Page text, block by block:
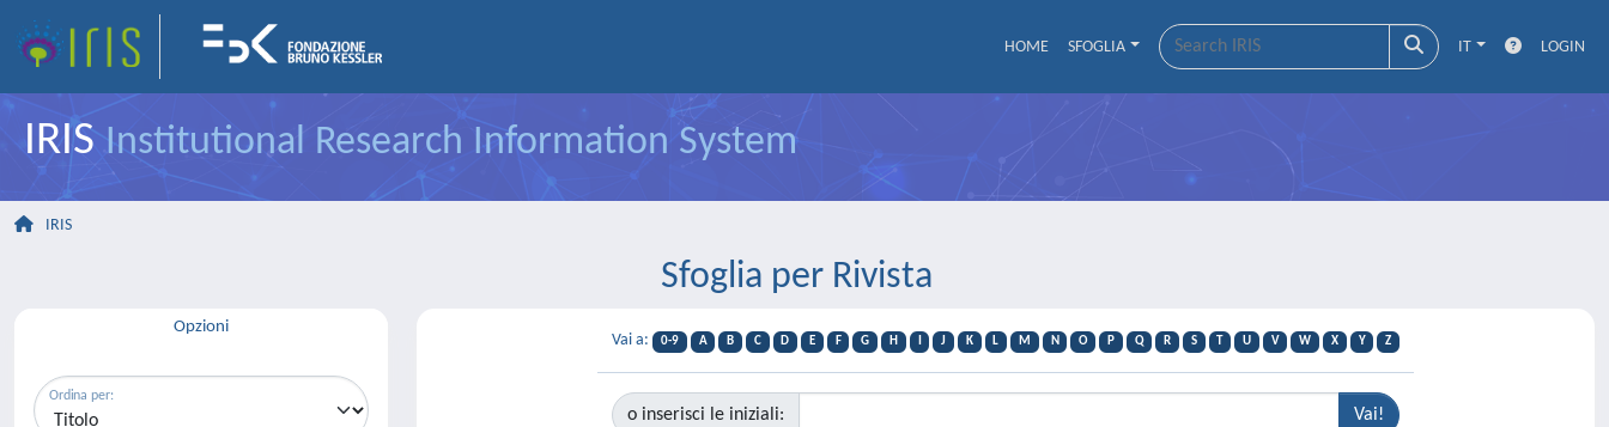
HOME SFOGLIA IT LOGIN
IRISInstitutional Research Information System
IRIS
Sfoglia per Rivista
Opzioni
Ordina per:
Vai a: 0-9 A B C D E F G H J K L M N O P Q R S T U V W X Y Z
o inserisci le iniziali: